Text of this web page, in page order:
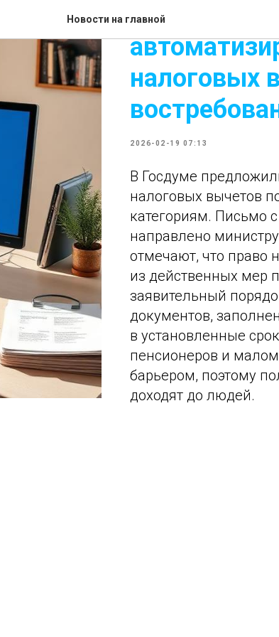
Новости на главнойВ Госдуме
налоговых
2026-02-19 07:13
В Госдуме
налоговых вычетов
категориям. Письмо
направлено
отмечают, что право
из действенных мер
заявительный
документов,
в установленные
пенсионеров и
барьером, поэтому
доходят до людей.